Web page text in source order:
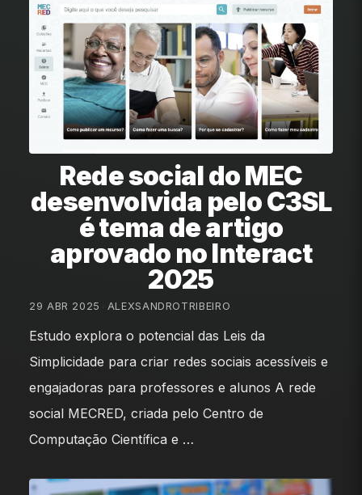
Rede social do MEC
desenvolvida pelo C3SL
é tema de artigo
aprovado no Interact
2025
29 ABR 2025 ALEXSANDROTRIBEIRO
Estudo explora o potencial das Leis da
Simplicidade para criar redes sociais acessíveis e
engajadoras para professores e alunos A rede
social MECRED, criada pelo Centro de
Computação Científica e …